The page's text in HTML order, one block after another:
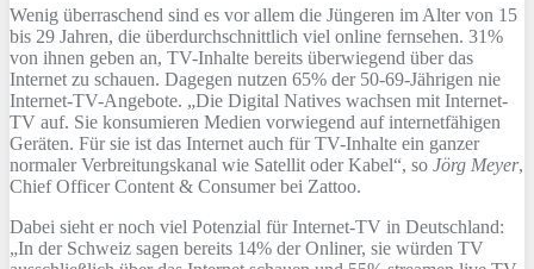
Wenig überraschend sind es vor allem die Jüngeren im Alter von 15
bis 29 Jahren, die überdurchschnittlich viel online fernsehen. 31%
von ihnen geben an, TV-Inhalte bereits überwiegend über das
Internet zu schauen. Dagegen nutzen 65% der 50-69-Jährigen nie
Internet-TV-Angebote. „Die Digital Natives wachsen mit Internet-
TV auf. Sie konsumieren Medien vorwiegend auf internetfähigen
Geräten. Für sie ist das Internet auch für TV-Inhalte ein ganzer
normaler Verbreitungskanal wie Satellit oder Kabel“, so Jörg Meyer,
Chief Officer Content & Consumer bei Zattoo.
Dabei sieht er noch viel Potenzial für Internet-TV in Deutschland:
„In der Schweiz sagen bereits 14% der Onliner, sie würden TV